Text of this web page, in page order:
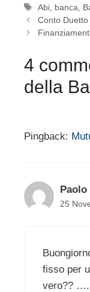
Tag
Abi banca
Conto Duetto
4
della
Pingback:
Paolo
25
fisso per
vero??